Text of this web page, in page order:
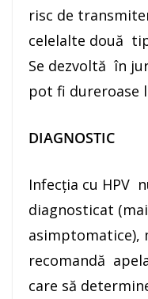
risc de
celelalte două
Se dezvoltă în
pot fi dureroase
DIAGNOSTIC
Infecția cu HPV
diagnosticat
asimptomatice),
recomandă
care să